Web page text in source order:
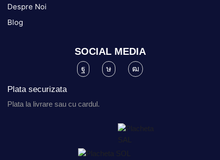
Despre Noi
Blog
SOCIAL MEDIA
Plata securizata
Plata la livrare sau cu cardul.